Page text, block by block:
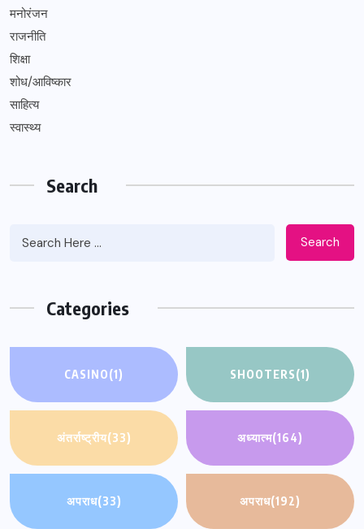
मनोरंजन
राजनीति
शिक्षा
शोध/आविष्कार
साहित्य
स्वास्थ्य
Search
Search
Categories
CASINO(1) SHOOTERS(1)
अंतर्राष्ट्रीय(33) अध्यात्म(164)
अपराध(33) अपराध(192)